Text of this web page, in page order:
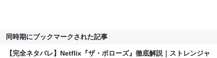
同時期にブックマークされた記事
【完全ネタバレ】Netflix『ザ・ボローズ』徹底解説｜ストレンジャ